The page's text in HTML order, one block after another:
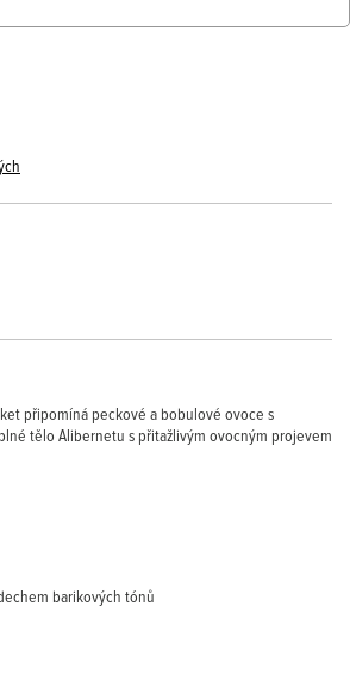
připomíná peckové a bobulové ovoce s
tělo Alibernetu s přitažlivým ovocným projevem
barikových tónů